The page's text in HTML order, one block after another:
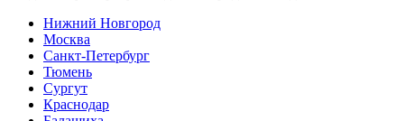
Нижний Новгород
Москва
Санкт-Петербург
Тюмень
Сургут
Краснодар